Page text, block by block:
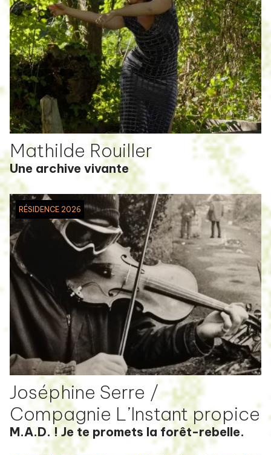
Mathilde Rouiller
Une archive vivante
RÉSIDENCE 2026
Joséphine Serre /
Compagnie L’Instant propice
M.A.D. ! Je te promets la forêt-rebelle.